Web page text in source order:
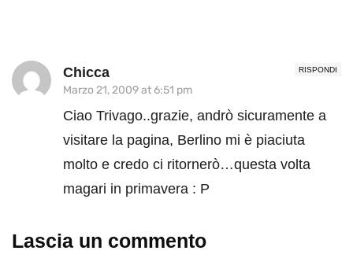
RISPONDI
Chicca
Marzo 21, 2009 at 6:51 pm
Ciao Trivago..grazie, andrò sicuramente a
visitare la pagina, Berlino mi è piaciuta
molto e credo ci ritornerò…questa volta
magari in primavera : P
Lascia un commento